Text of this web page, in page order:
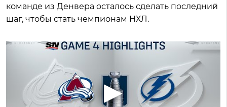
команде из Денвера осталось сделать последний
шаг, чтобы стать чемпионам НХЛ.